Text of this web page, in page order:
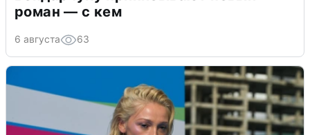
роман — с кем
6 августа 63